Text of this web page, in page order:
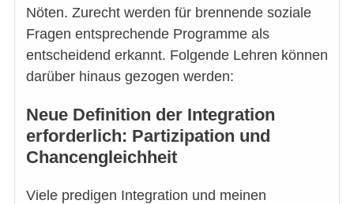
Nöten. Zurecht werden für brennende soziale
Fragen entsprechende Programme als
entscheidend erkannt. Folgende Lehren können
darüber hinaus gezogen werden:
Neue Definition der Integration
erforderlich: Partizipation und
Chancengleichheit
Viele predigen Integration und meinen